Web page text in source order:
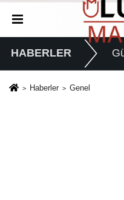
HABERLER
Haberler Genel